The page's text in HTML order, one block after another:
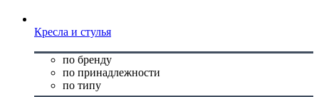
Кресла и стулья
по бренду
по принадлежности
по типу